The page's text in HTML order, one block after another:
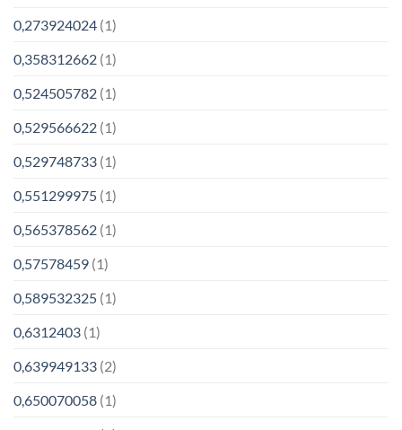
0,273924024 (1)
0,358312662 (1)
0,524505782 (1)
0,529566622 (1)
0,529748733 (1)
0,551299975 (1)
0,565378562 (1)
0,57578459 (1)
0,589532325 (1)
0,6312403 (1)
0,639949133 (2)
0,650070058 (1)